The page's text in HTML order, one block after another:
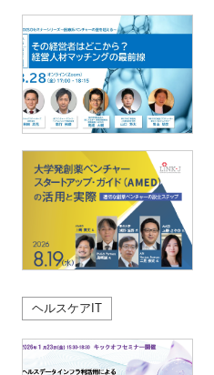
ヘルスケアIT